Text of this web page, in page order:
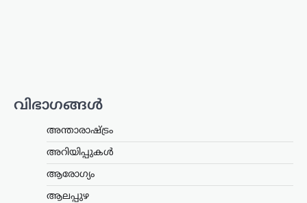
വിഭാഗങ്ങൾ
അന്താരാഷ്ട്രം
അറിയിപ്പുകൾ
ആരോഗ്യം
ആലപ്പുഴ
സംസ്ഥാനത്തെ ക്ഷേമപെൻഷൻ
വിതരണ സംവിധാനത്തിൽ സുപ്രധാന
മാറ്റം വരുത്തി സർക്കാർ. സഹകരണ
ബാങ്കുകൾ മുഖേന
ഗുണഭോക്താക്കളുടെ വീടുകളിൽ നേരിട്ട്
അവസാനിപ്പിച്ച്, തുക നേരിട്ട്…